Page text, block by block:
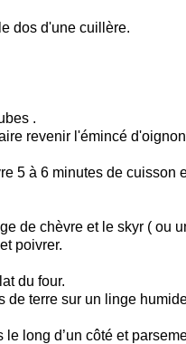
dos d'une cuillère.
.
revenir l'émincé
5 à 6 minutes de cuisson
de chèvre et le skyr ( ou
poivrer.
du four.
de terre sur un linge
long d’un côté et